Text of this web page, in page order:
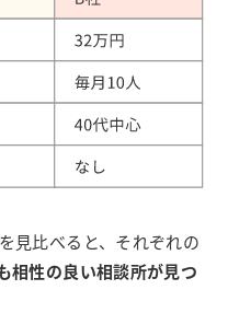
見比べると、それぞれの
相性の良い相談所が見つ